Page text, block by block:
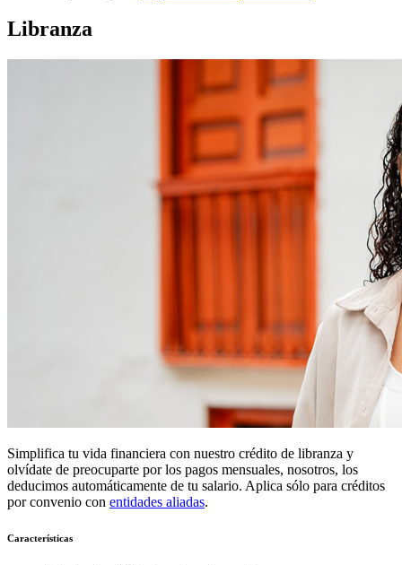
Libranza
Simplifica tu vida financiera con nuestro crédito de libranza y
olvídate de preocuparte por los pagos mensuales, nosotros, los
deducimos automáticamente de tu salario. Aplica sólo para créditos
por convenio con entidades aliadas.
Características